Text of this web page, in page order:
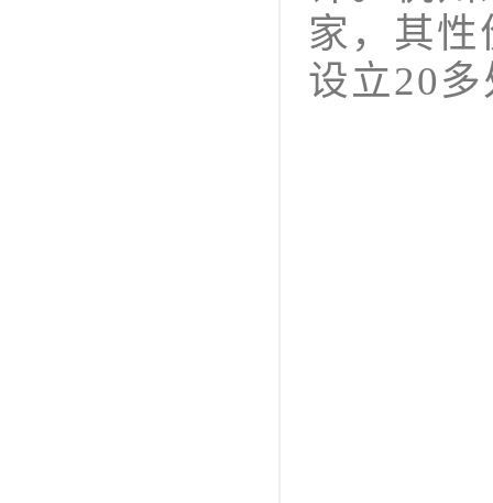
家，其
设立20